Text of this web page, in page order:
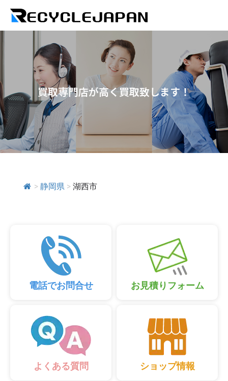
買取専門店が高く買取致します！
> 静岡県 > 湖西市
電話でお問合せ お見積りフォーム
よくある質問 ショップ情報